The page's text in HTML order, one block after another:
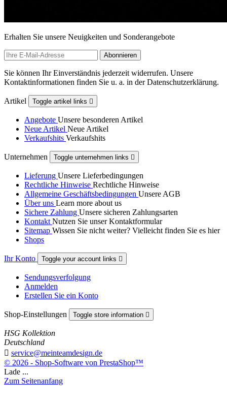
Erhalten Sie unsere Neuigkeiten und Sonderangebote
Sie können Ihr Einverständnis jederzeit widerrufen. Unsere
Kontaktinformationen finden Sie u. a. in der Datenschutzerklärung.
Artikel Toggle artikel links 
Angebote Unsere besonderen Artikel
Neue Artikel Neue Artikel
Verkaufshits Verkaufshits
Unternehmen Toggle unternehmen links 
Lieferung Unsere Lieferbedingungen
Rechtliche Hinweise Rechtliche Hinweise
Allgemeine Geschäftsbedingungen Unsere AGB
Über uns Learn more about us
Sichere Zahlung Unsere sicheren Zahlungsarten
Kontakt Nutzen Sie unser Kontaktformular
Sitemap Wissen Sie nicht weiter? Vielleicht finden Sie es hier
Shops
Ihr Konto Toggle your account links 
Sendungsverfolgung
Anmelden
Erstellen Sie ein Konto
Shop-Einstellungen Toggle store information 
HSG Kollektion
Deutschland
 service@meinteamdesign.de
© 2026 - Shop-Software von PrestaShop™
Lade ...
Zum Seitenanfang